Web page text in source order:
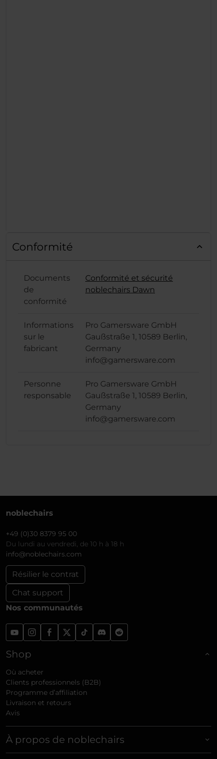
Conformité
Documents
de
conformité
Conformité et sécurité
noblechairs Dawn
Informations
sur le
fabricant
Pro Gamersware GmbH
Gaußstraße 1, 10589 Berlin,
Germany
info@gamersware.com
Personne
responsable
Pro Gamersware GmbH
Gaußstraße 1, 10589 Berlin,
Germany
info@gamersware.com
noblechairs
+49 (0)30 8379 95 00
Du lundi au vendredi, de 10 h à 18 h
info@noblechairs.com
Résilier le contrat
Chat support
Nos communautés
Shop
Où acheter
Clients professionnels (B2B)
Programme d’affiliation
Livraison et retours
Avis
À propos de noblechairs